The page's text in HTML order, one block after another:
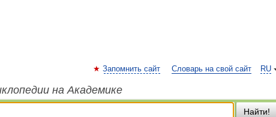
RU
Запомнить сайт Словарь на свой сайт
на Академике
Найти!